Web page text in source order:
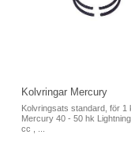
Kolvringar Mercury
Kolvringsats standard, för 1
Mercury 40 - 50 hk
cc , ...